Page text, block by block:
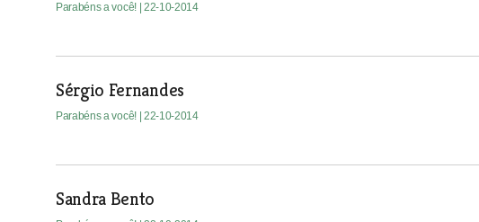
Parabéns a você! | 22-10-2014
Sérgio Fernandes
Parabéns a você! | 22-10-2014
Sandra Bento